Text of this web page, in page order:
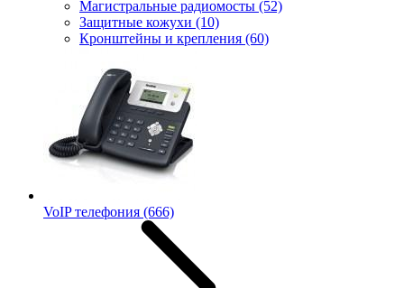
Магистральные радиомосты (52)
Защитные кожухи (10)
Кронштейны и крепления (60)
VoIP телефония (666)